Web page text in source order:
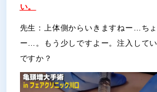
い。
先生：上体側からいきますねー…ち
ー…。もう少しですよー。注入して
ですか？